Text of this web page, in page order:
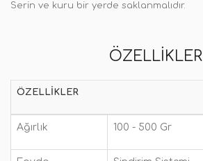
Serin ve kuru bir yerde saklanmalıdır.
ÖZELLIKLER
ÖZELLIKLER
Ağırlık 100 - 500 Gr